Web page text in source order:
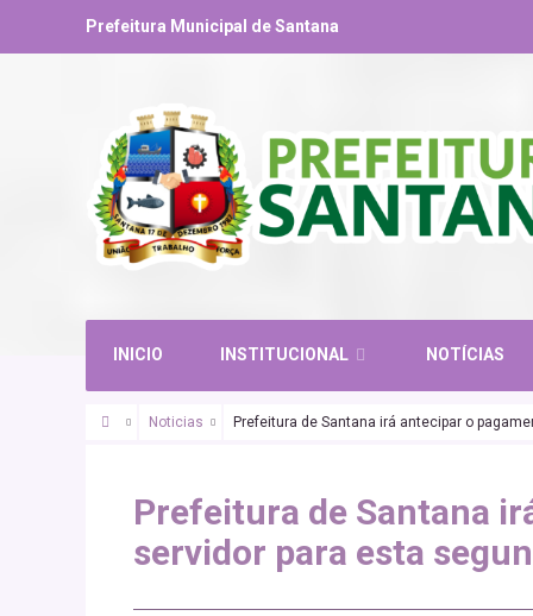
Prefeitura Municipal de Santana
INICIO INSTITUCIONAL NOTÍCIAS
Noticias Prefeitura de Santana irá antecipar o
Prefeitura de Santana
servidor para esta